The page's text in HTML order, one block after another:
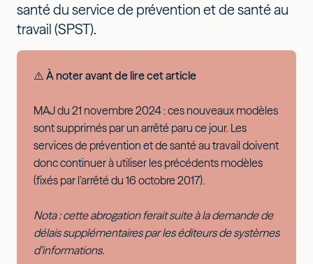
santé du service de prévention et de santé au
travail (SPST).
⚠️​ À noter avant de lire cet article
MAJ du 21 novembre 2024 : ces nouveaux modèles
sont supprimés par un arrêté paru ce jour. Les
services de prévention et de santé au travail doivent
donc continuer à utiliser les précédents modèles
(fixés par l’arrêté du 16 octobre 2017).
Nota : cette abrogation ferait suite à la demande de
délais supplémentaires par les éditeurs de systèmes
d’informations.